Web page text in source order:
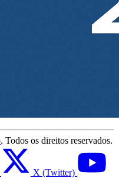
. Todos os direitos reservados.
X (Twitter)